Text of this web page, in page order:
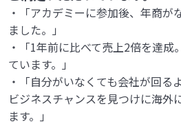
・「アカデミーに参加後、年商が
ました。」
・「1年前に比べて売上2倍を達成
ています。」
・「自分がいなくても会社が回る
ビジネスチャンスを見つけに海外
ます。」